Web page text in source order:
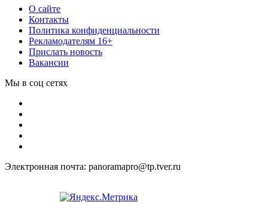
О сайте
Контакты
Политика конфиденциальности
Рекламодателям 16+
Прислать новость
Вакансии
Мы в соц сетях
Электронная почта: panoramapro@tp.tver.ru